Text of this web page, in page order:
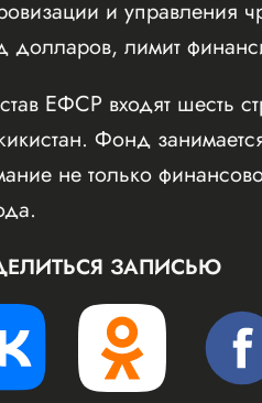
и управления
долларов, лимит
ЕФСР входят шесть
Фонд
не только
ЗАПИСЬЮ